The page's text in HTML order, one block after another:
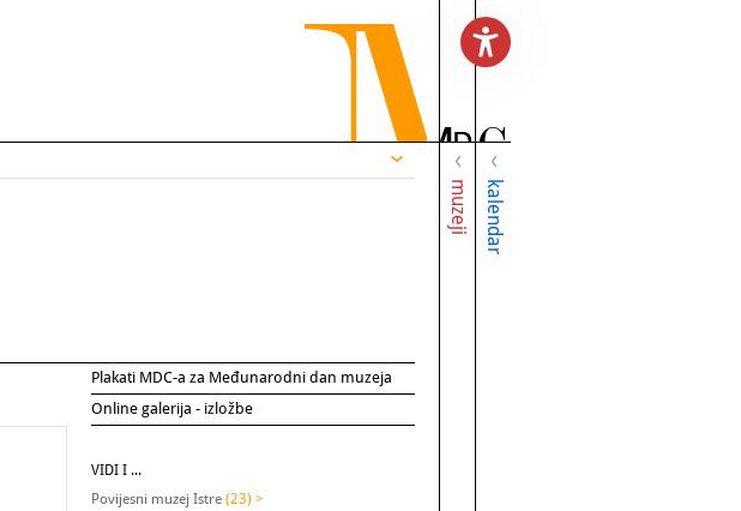
muzeji kalendar
Plakati MDC-a za Međunarodni dan muzeja
Online galerija - izložbe
VIDI I ...
Povijesni muzej Istre (23) >